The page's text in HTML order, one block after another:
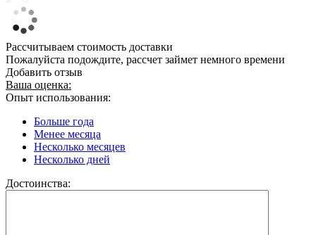
Рассчитываем стоимость доставки
Пожалуйста подождите, рассчет займет немного времени
Добавить отзыв
Ваша оценка:
Опыт использования:
Больше года
Менее месяца
Несколько месяцев
Несколько дней
Достоинства: